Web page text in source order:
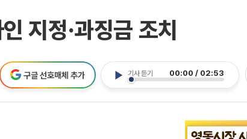
지정·과징금 조치
기사 듣기 00:00 / 02:53
구글 선호매체 추가